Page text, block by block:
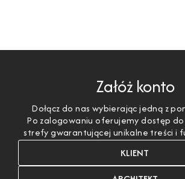
Załóż konto
Dołącz do nas wybierając jedną z
Po zalogowaniu oferujemy dostęp
strefy gwarantującej unikalne treści i
KLIENT